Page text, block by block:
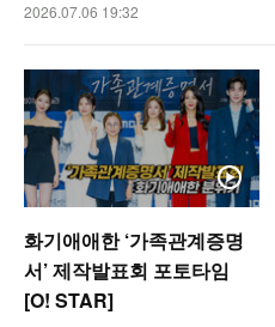
2026.07.06 19:32
화기애애한 ‘가족관계증명
서’ 제작발표회 포토타임
[O! STAR]